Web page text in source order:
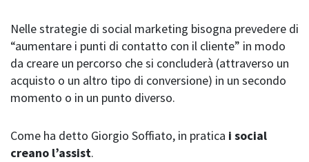
Nelle strategie di social marketing bisogna prevedere di
“aumentare i punti di contatto con il cliente” in modo
da creare un percorso che si concluderà (attraverso un
acquisto o un altro tipo di conversione) in un secondo
momento o in un punto diverso.
Come ha detto Giorgio Soffiato, in pratica i social
creano l’assist.